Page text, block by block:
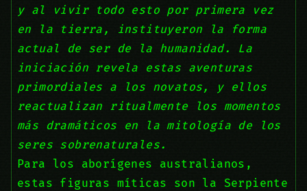
y al vivir todo esto por primera vez
en la tierra, instituyeron la forma
actual de ser de la humanidad. La
iniciación revela estas aventuras
primordiales a los novatos, y ellos
reactualizan ritualmente los momentos
más dramáticos en la mitología de los
seres sobrenaturales.
Para los aborígenes australianos,
estas figuras míticas son la Serpiente